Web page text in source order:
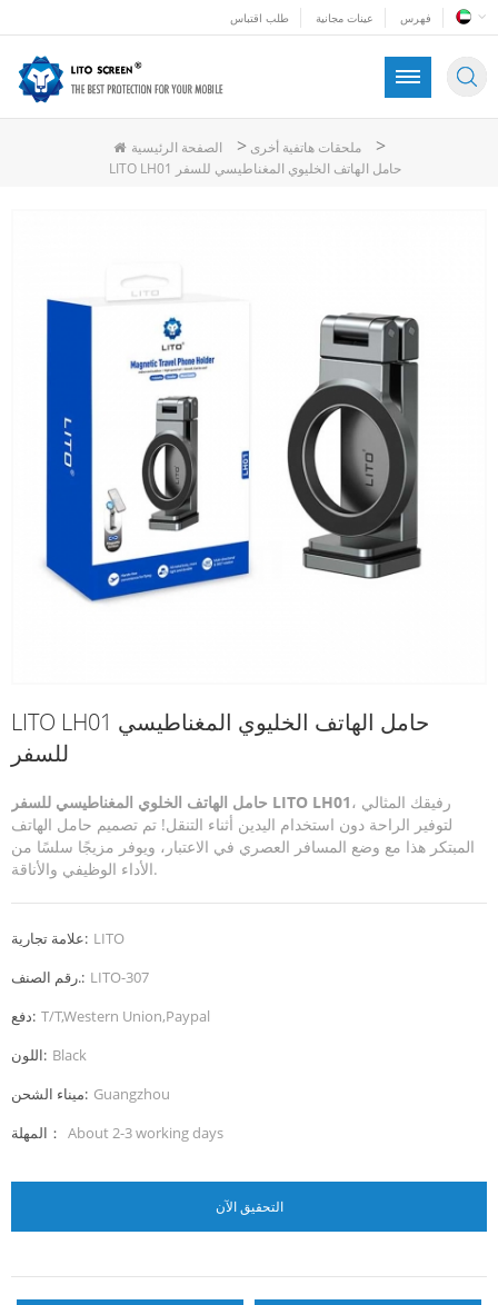
طلب اقتباس عينات مجانية فهرس
الصفحة الرئيسية > ملحقات هاتفية أخرى >
LITO LH01 حامل الهاتف الخليوي المغناطيسي للسفر
LITO LH01 حامل الهاتف الخليوي المغناطيسي
للسفر
حامل الهاتف الخلوي المغناطيسي للسفر LITO LH01، رفيقك المثالي
لتوفير الراحة دون استخدام اليدين أثناء التنقل! تم تصميم حامل الهاتف
المبتكر هذا مع وضع المسافر العصري في الاعتبار، ويوفر مزيجًا سلسًا من
الأداء الوظيفي والأناقة.
علامة تجارية: LITO
رقم الصنف.: LITO-307
دفع: T/T,Western Union,Paypal
اللون: Black
ميناء الشحن: Guangzhou
المهلة： About 2-3 working days
التحقيق الآن